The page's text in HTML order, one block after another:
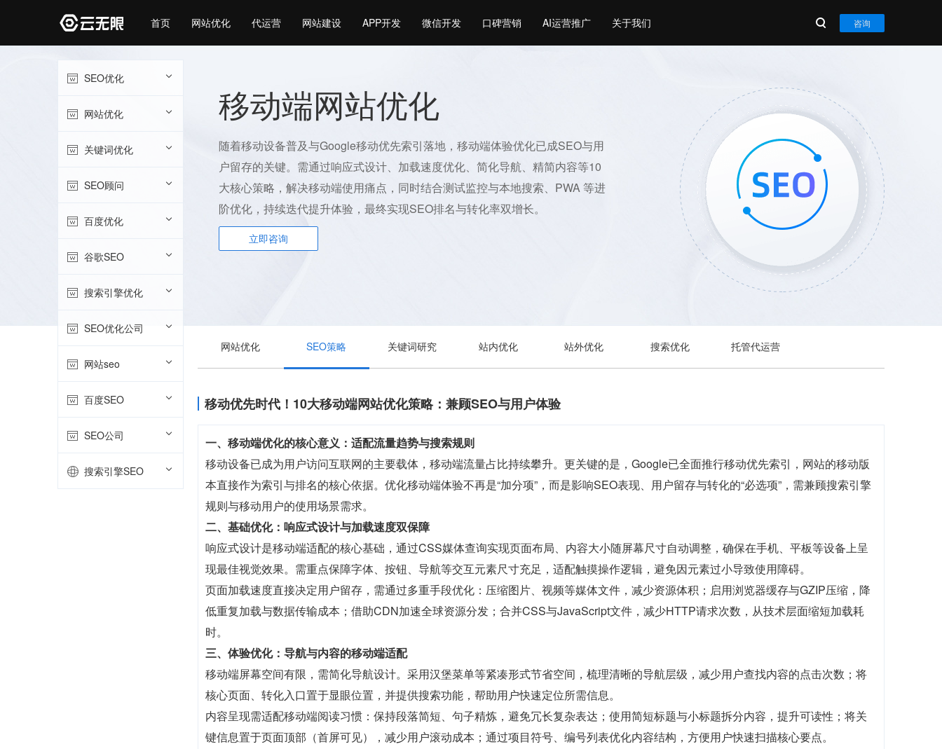
首页 网站优化 代运营 网站建设 APP开发 微信开发 口碑营销 AI运营推广 关于我们 咨询
移动端网站优化
随着移动设备普及与Google移动优先索引落地，移动端体验优化已成SEO与用
户留存的关键。需通过响应式设计、加载速度优化、简化导航、精简内容等10
大核心策略，解决移动端使用痛点，同时结合测试监控与本地搜索、PWA 等进
阶优化，持续迭代提升体验，最终实现SEO排名与转化率双增长。
立即咨询
SEO优化
网站优化
关键词优化
SEO顾问
百度优化
谷歌SEO
搜索引擎优化
SEO优化公司
网站seo
百度SEO
SEO公司
搜索引擎SEO
网站优化 SEO策略 关键词研究 站内优化 站外优化 搜索优化 托管代运营
移动优先时代！10大移动端网站优化策略：兼顾SEO与用户体验
一、移动端优化的核心意义：适配流量趋势与搜索规则
移动设备已成为用户访问互联网的主要载体，移动端流量占比持续攀升。更关键的是，Google已全面推行移动优先索引，网站的移动版
本直接作为索引与排名的核心依据。优化移动端体验不再是“加分项”，而是影响SEO表现、用户留存与转化的“必选项”，需兼顾搜索引擎
规则与移动用户的使用场景需求。
二、基础优化：响应式设计与加载速度双保障
响应式设计是移动端适配的核心基础，通过CSS媒体查询实现页面布局、内容大小随屏幕尺寸自动调整，确保在手机、平板等设备上呈
现最佳视觉效果。需重点保障字体、按钮、导航等交互元素尺寸充足，适配触摸操作逻辑，避免因元素过小导致使用障碍。
页面加载速度直接决定用户留存，需通过多重手段优化：压缩图片、视频等媒体文件，减少资源体积；启用浏览器缓存与GZIP压缩，降
低重复加载与数据传输成本；借助CDN加速全球资源分发；合并CSS与JavaScript文件，减少HTTP请求次数，从技术层面缩短加载耗
时。
三、体验优化：导航与内容的移动端适配
移动端屏幕空间有限，需简化导航设计。采用汉堡菜单等紧凑形式节省空间，梳理清晰的导航层级，减少用户查找内容的点击次数；将
核心页面、转化入口置于显眼位置，并提供搜索功能，帮助用户快速定位所需信息。
内容呈现需适配移动端阅读习惯：保持段落简短、句子精炼，避免冗长复杂表达；使用简短标题与小标题拆分内容，提升可读性；将关
键信息置于页面顶部（首屏可见），减少用户滚动成本；通过项目符号、编号列表优化内容结构，方便用户快速扫描核心要点。